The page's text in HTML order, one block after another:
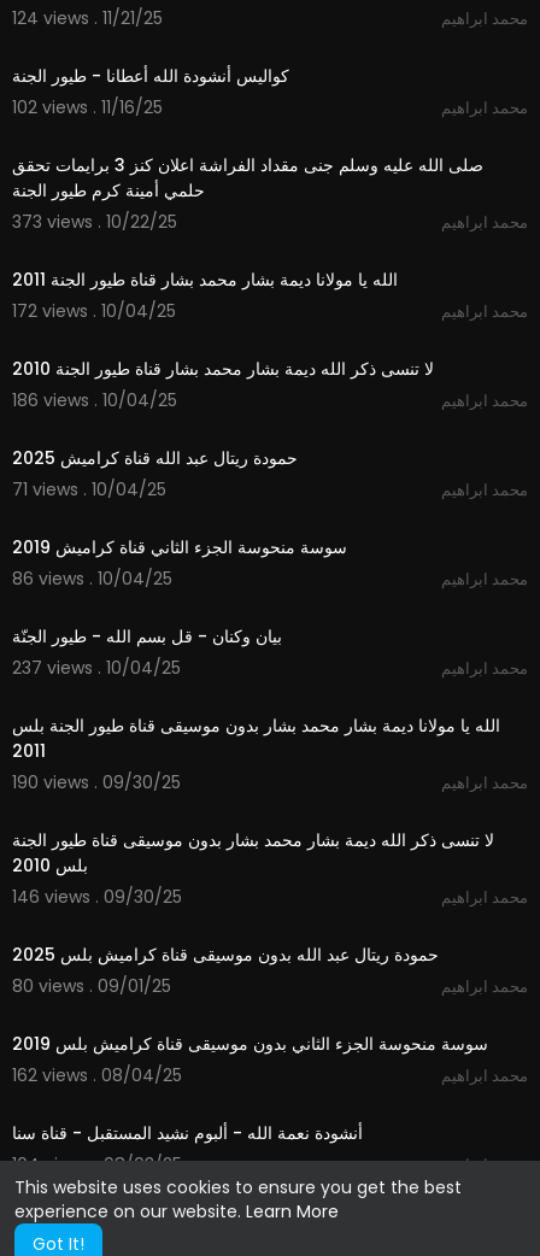
This website uses cookies to ensure you get the best
experience on our website. Learn More
Got It!
124 views . 11/21/25
محمد ابراهيم
كواليس أنشودة الله أعطانا - طيور الجنة
102 views . 11/16/25
محمد ابراهيم
صلى الله عليه وسلم جنى مقداد الفراشة اعلان كنز 3 برايمات تحقق
حلمي أمينة كرم طيور الجنة
373 views . 10/22/25
محمد ابراهيم
الله يا مولانا ديمة بشار محمد بشار قناة طيور الجنة 2011
172 views . 10/04/25
محمد ابراهيم
لا تنسى ذكر الله ديمة بشار محمد بشار قناة طيور الجنة 2010
186 views . 10/04/25
محمد ابراهيم
حمودة ريتال عبد الله قناة كراميش 2025
71 views . 10/04/25
محمد ابراهيم
سوسة منحوسة الجزء الثاني قناة كراميش 2019
86 views . 10/04/25
محمد ابراهيم
بيان وكنان - قل بسم الله - طيور الجنّة
237 views . 10/04/25
محمد ابراهيم
الله يا مولانا ديمة بشار محمد بشار بدون موسيقى قناة طيور الجنة بلس
2011
190 views . 09/30/25
محمد ابراهيم
لا تنسى ذكر الله ديمة بشار محمد بشار بدون موسيقى قناة طيور الجنة
بلس 2010
146 views . 09/30/25
محمد ابراهيم
حمودة ريتال عبد الله بدون موسيقى قناة كراميش بلس 2025
80 views . 09/01/25
محمد ابراهيم
سوسة منحوسة الجزء الثاني بدون موسيقى قناة كراميش بلس 2019
162 views . 08/04/25
محمد ابراهيم
أنشودة نعمة الله - ألبوم نشيد المستقبل - قناة سنا
104 views . 08/03/25
محمد ابراهيم